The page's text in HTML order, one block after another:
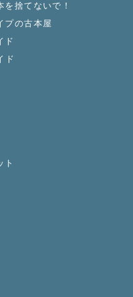
捨てないで！
プの古本屋
ド
ド
ト